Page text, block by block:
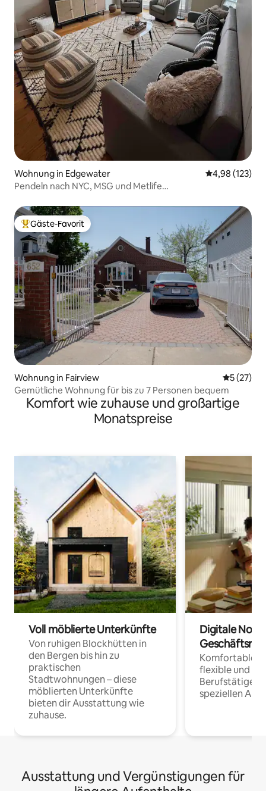
Wohnung in Edgewater
4,98 (123)
Pendeln nach NYC, MSG und Metlife
Beliebter Gäste-Favorit.
Gäste-Favorit
Wohnung in Fairview
5 (27)
Gemütliche Wohnung für bis zu 7 Personen bequem
Komfort wie zuhause und großartige
Monatspreise
Voll möblierte Unterkünfte
Von ruhigen Blockhütten in
den Bergen bis hin zu
praktischen
Stadtwohnungen – diese
möblierten Unterkünfte
bieten dir Ausstattung wie
zuhause.
Digitale
Komfortable
flexible und
Berufstätige
speziellen
Ausstattung und Vergünstigungen für